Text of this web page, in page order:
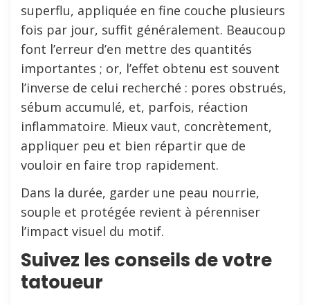
superflu, appliquée en fine couche plusieurs
fois par jour, suffit généralement. Beaucoup
font l’erreur d’en mettre des quantités
importantes ; or, l’effet obtenu est souvent
l’inverse de celui recherché : pores obstrués,
sébum accumulé, et, parfois, réaction
inflammatoire. Mieux vaut, concrètement,
appliquer peu et bien répartir que de
vouloir en faire trop rapidement.
Dans la durée, garder une peau nourrie,
souple et protégée revient à pérenniser
l’impact visuel du motif.
Suivez les conseils de votre
tatoueur